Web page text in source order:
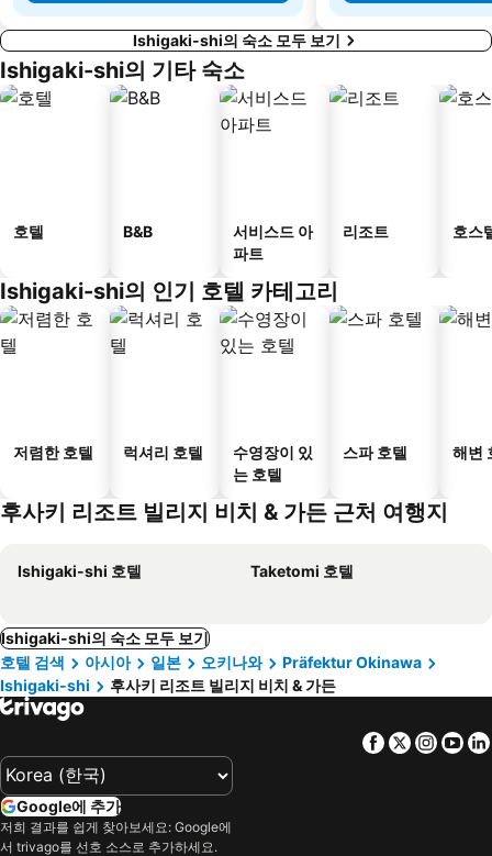
Ishigaki-shi의 숙소 모두 보기
Ishigaki-shi의 기타 숙소
호텔 B&B
서비스드 아
파트
리조트 호스
Ishigaki-shi의 인기 호텔 카테고리
저렴한 호텔 럭셔리 호텔
수영장이 있
는 호텔
스파 호텔 해변
후사키 리조트 빌리지 비치 & 가든 근처 여행지
Ishigaki-shi 호텔 Taketomi 호텔
Ishigaki-shi의 숙소 모두 보기
호텔 검색
아시아 일본 오키나와
Präfektur Okinawa
Ishigaki-shi
후사키 리조트 빌리지 비치 & 가든
Facebook
Twitter
Google에 추가
저희 결과를 쉽게 찾아보세요: Google에
서 trivago를 선호 소스로 추가하세요.